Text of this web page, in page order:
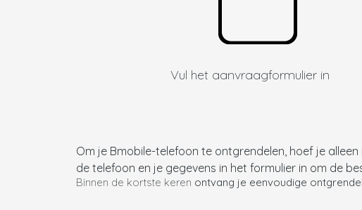
Vul het aanvraagformulier in
Om je Bmobile-telefoon te ontgrendelen, hoef je
de telefoon en je gegevens in het formulier in om de
Binnen de kortste keren ontvang je eenvoudige